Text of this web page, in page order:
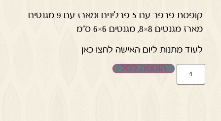
קופסת פרפר עם 5 פרלינים ומארז עם 9 מגנטים
מארז מגנטים 8×8, מגנטים 6×6 ס"מ
לעוד מתנות ליום האישה לחצו כאן
הוספה לסל